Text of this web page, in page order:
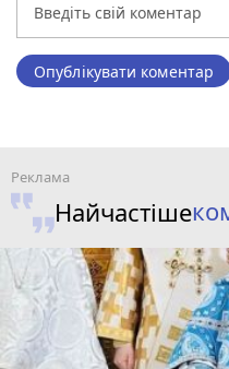
Опублікувати коментар
Найчастіше